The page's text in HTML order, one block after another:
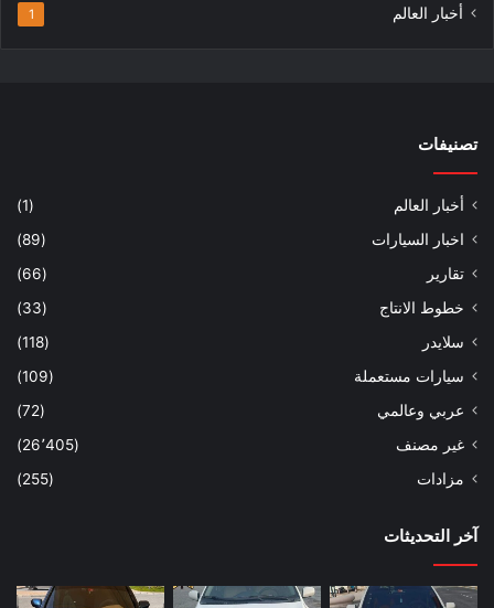
أخبار العالم 1
تصنيفات
أخبار العالم
(1)
اخبار السيارات
(89)
تقارير
(66)
خطوط الانتاج
(33)
سلايدر
(118)
سيارات مستعملة
(109)
عربي وعالمي
(72)
غير مصنف
(26٬405)
مزادات
(255)
آخر التحديثات